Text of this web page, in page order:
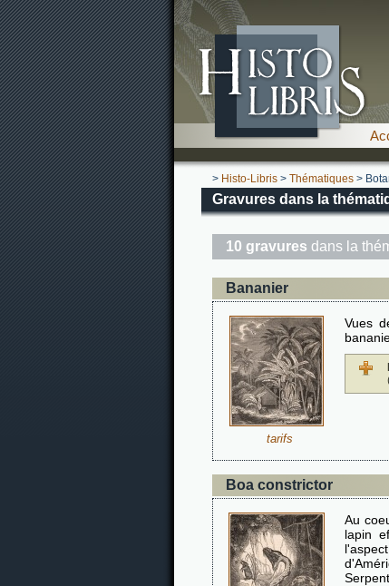
> Histo-Libris > Thématiques >
Gravures dans la
10 gravures dans la
Bananier
tarifs
Vues
Boa constrictor
Au
lapin